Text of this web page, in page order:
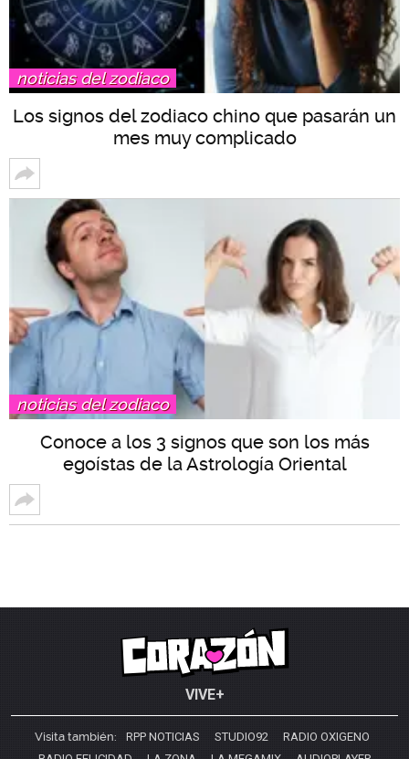
noticias del zodiaco
Los signos del zodiaco chino que pasarán un
mes muy complicado
noticias del zodiaco
Conoce a los 3 signos que son los más
egoístas de la Astrología Oriental
VIVE+
Visita también: RPP NOTICIAS STUDIO92
RADIO OXIGENO